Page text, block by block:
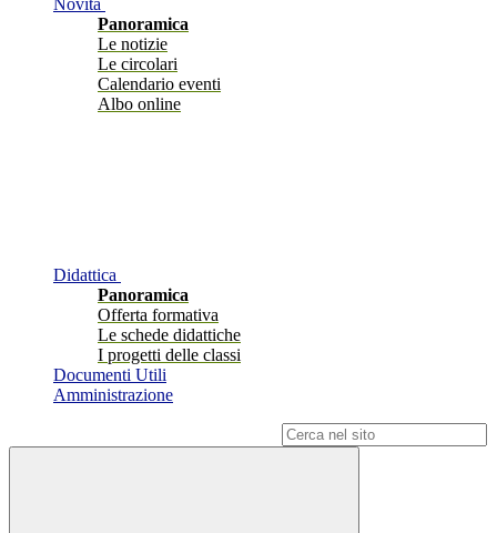
Novità
Panoramica
Le notizie
Le circolari
Calendario eventi
Albo online
Didattica
Panoramica
Offerta formativa
Le schede didattiche
I progetti delle classi
Documenti Utili
Amministrazione